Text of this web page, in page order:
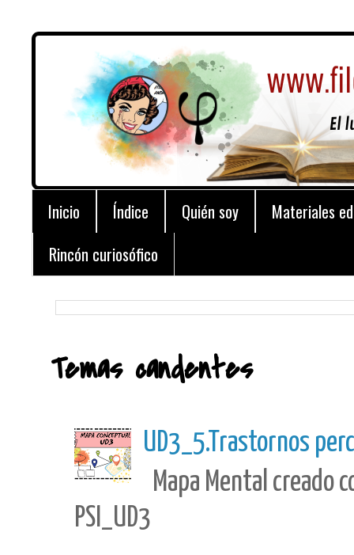
Inicio Índice Quién soy
Materiales
Rincón curiosófico
Temas candentes
UD3_5.Trastornos
Mapa Mental creado
PSI_UD3